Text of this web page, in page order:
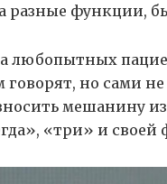
разные функции,
любопытных
но сами не
мешанину
«три» и